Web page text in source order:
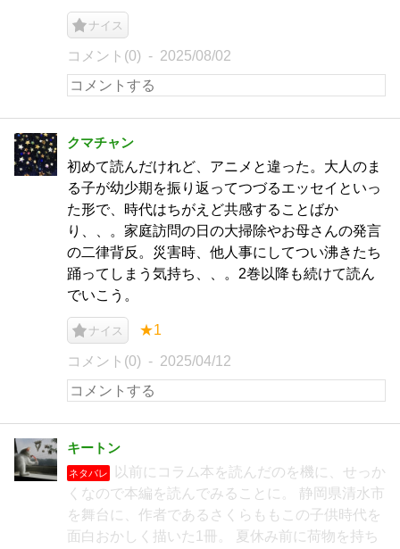
ナイス
コメント(0) 2025/08/02
クマチャン
初めて読んだけれど、アニメと違った。大人のま
る子が幼少期を振り返ってつづるエッセイといっ
た形で、時代はちがえど共感することばか
り、、。家庭訪問の日の大掃除やお母さんの発言
の二律背反。災害時、他人事にしてつい沸きたち
踊ってしまう気持ち、、。2巻以降も続けて読ん
でいこう。
ナイス ★1
コメント(0) 2025/04/12
キートン
ネタバレ
以前にコラム本を読んだのを機に、せっか
くなので本編を読んでみることに。 静岡県清水市
を舞台に、作者であるさくらももこの子供時代を
面白おかしく描いた1冊。 夏休み前に荷物を持ち